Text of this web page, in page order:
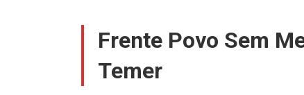
Frente Povo Sem
Temer